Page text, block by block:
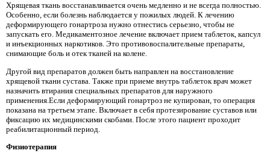
Хрящевая ткань восстанавливается очень медленно и не всегда полностью.
Особенно, если болезнь наблюдается у пожилых людей. К лечению
деформирующего гонартроза нужно отнестись серьезно, чтобы не
запускать его. Медикаментозное лечение включает прием таблеток, капсул
и инъекционных наркотиков. Это противовоспалительные препараты,
снимающие боль и отек тканей на колене.
Другой вид препаратов должен быть направлен на восстановление
хрящевой ткани сустава. Также при приеме внутрь таблеток врач может
назначить втирания специальных препаратов для наружного
применения.Если деформирующий гонартроз не купирован, то операция
показана на третьем этапе. Включает в себя протезирование суставов или
фиксацию их медицинскими скобами. После этого пациент проходит
реабилитационный период.
Физиотерапия